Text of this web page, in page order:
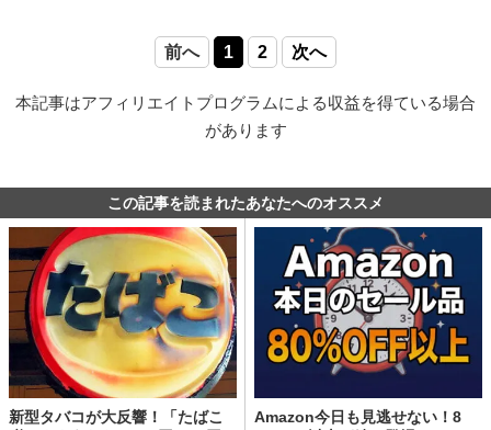
前へ 1 2 次へ
本記事はアフィリエイトプログラムによる収益を得ている場合
があります
この記事を読まれたあなたへのオススメ
新型タバコが大反響！「たばこ
Amazon今日も見逃せない！8